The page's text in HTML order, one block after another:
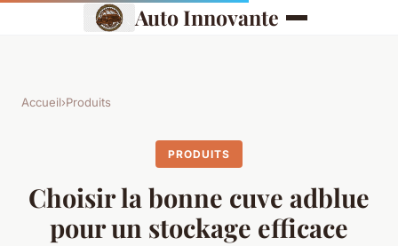
Auto Innovante
Accueil›Produits
PRODUITS
Choisir la bonne cuve adblue
pour un stockage efficace